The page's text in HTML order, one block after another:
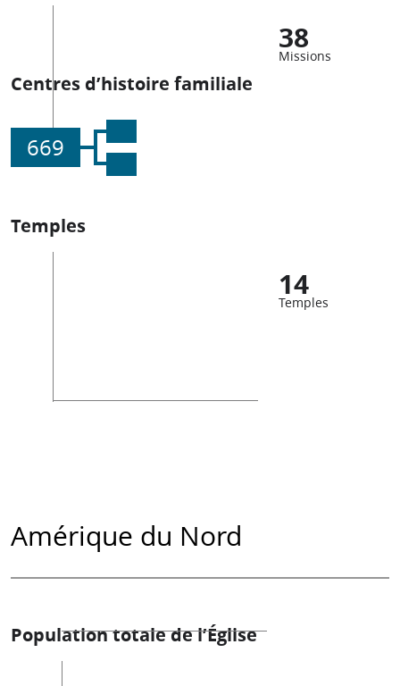
38
Missions
Centres d’histoire familiale
669
Temples
14
Temples
Amérique du Nord
Population totale de l’Église